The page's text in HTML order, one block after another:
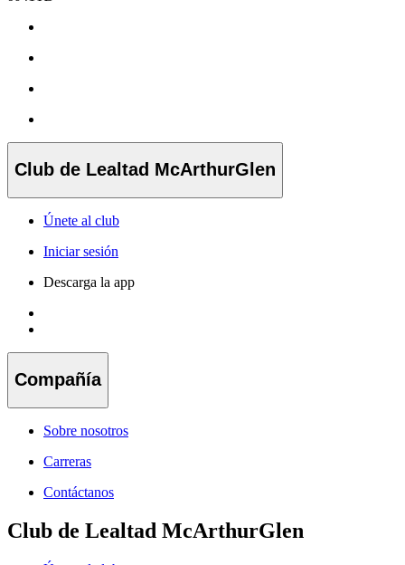
Club de Lealtad McArthurGlen
Únete al club
Iniciar sesión
Descarga la app
Compañía
Sobre nosotros
Carreras
Contáctanos
Club de Lealtad McArthurGlen